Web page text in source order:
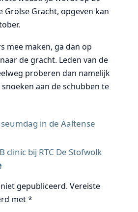
Grolse Gracht, opgeven kan
mee maken, ga dan op
de gracht. Leden van de
proberen dan namelijk
aan de schubben te
in de Aaltense
clinic bij RTC De Stofwolk
gepubliceerd. Vereiste
met*